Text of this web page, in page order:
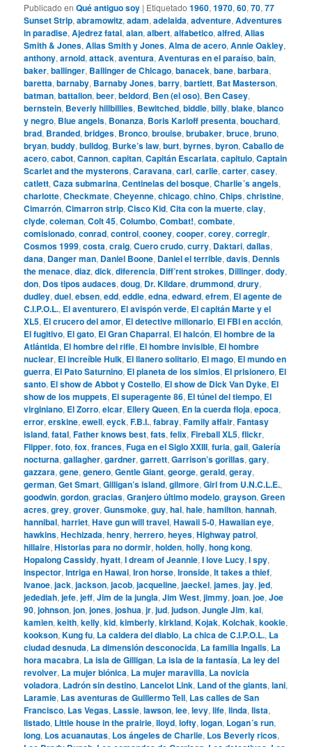
Publicado en Qué antiguo soy | Etiquetado 1960,1970,60,70,77
Sunset Strip,abramowitz,adam,adelaida,adventure,Adventures
in paradise,Ajedrez fatal,alan,albert,alfabetico,alfred,Alias
Smith & Jones,Alias Smith y Jones,Alma de acero,Annie Oakley,
anthony,arnold,attack,aventura,Aventuras en el paraíso,bain,
baker,ballinger, Ballinger de Chicago,banacek,bane,barbara,
baretta,barnaby, Barnaby Jones,barry,bartlett, Bat Masterson,
batman,battalion,beer,beldord, Ben (el oso), Ben Casey,
bernstein, Beverly hillbillies, Bewitched,biddle,billy,blake,blanco
y negro, Blue angels, Bonanza, Boris Karloff presenta,bouchard,
brad, Branded,bridges, Bronco,brouise,brubaker,bruce,bruno,
bryan,buddy,bulldog, Burke’s law,burt,byrnes,byron,Caballo de
acero,cabot,Cannon,capitan,Capitán Escarlata,capitulo,Captain
Scarlet and the mysterons,Caravana,carl,carlie,carter,casey,
catlett,Caza submarina,Centinelas del bosque,Charlie´s angels,
charlotte,Checkmate,Cheyenne,chicago,chino,Chips,christine,
Cimarrón,Cimarron strip,Cisco Kid,Cita con la muerte,clay,
clyde,coleman,Colt 45,Columbo,Combat!,combate,
comisionado,conrad,control,cooney,cooper,corey,corregir,
Cosmos 1999,costa,craig,Cuero crudo,curry, Daktari,dallas,
dana, Danger man, Daniel Boone, Daniel el terrible,davis, Dennis
the menace,diaz,dick,diferencia, Diff’rent strokes, Dillinger,dody,
don, Dos tipos audaces,doug, Dr. Kildare,drummond,drury,
dudley,duel,ebsen,edd,eddie,edna,edward,efrem, El agente de
C.I.P.O.L., El aventurero, El avispón verde, El capitán Marte y el
XL5, El crucero del amor, El detective millonario, El FBI en acción,
El fugitivo, El gato, El Gran Chaparral, El halcón, El hombre de la
Atlántida, El hombre del rifle, El hombre invisible, El hombre
nuclear, El increíble Hulk, El llanero solitario, El mago, El mundo en
guerra, El Pato Saturnino, El planeta de los simios, El prisionero, El
santo, El show de Abbot y Costello, El show de Dick Van Dyke, El
show de los muppets, El superagente 86, El túnel del tiempo, El
virginiano, El Zorro,elcar, Ellery Queen, En la cuerda floja,epoca,
error,erskine,ewell,eyck,F.B.I.,fabray,Family affair,Fantasy
island,fatal,Father knows best,fats,felix,Fireball XL5,flickr,
Flipper,foto,fox,frances,Fuga en el Siglo XXIII,furia,gail,Galería
nocturna,gallagher,gardner,garrett,Garrison’s gorillas,gary,
gazzara,gene,genero,Gentle Giant,george,gerald,geray,
german,Get Smart,Gilligan’s island,gilmore,Girl from U.N.C.L.E.,
goodwin,gordon,gracias,Granjero último modelo,grayson,Green
acres,grey,grover,Gunsmoke,guy,hal,hale,hamilton,hannah,
hannibal,harriet,Have gun will travel,Hawaii 5-0,Hawaiian eye,
hawkins,Hechizada,henry,herrero,heyes,Highway patrol,
hillaire,Historias para no dormir,holden,holly,hong kong,
Hopalong Cassidy,hyatt,I dream of Jeannie,I love Lucy,I spy,
inspector,Intriga en Hawai,Iron horse,Ironside,It takes a thief,
Ivanoe,jack,jackson,jacob,jacqueline,jaeckel,james,jay,jed,
jedediah,jefe,jeff,Jim de la jungla,Jim West,jimmy,joan,joe,Joe
90,johnson,jon,jones,joshua,jr,jud,judson,Jungle Jim,kai,
kamien,keith,kelly,kid,kimberly,kirkland,Kojak,Kolchak,kookie,
kookson,Kung fu, La caldera del diablo, La chica de C.I.P.O.L., La
ciudad desnuda, La dimensión desconocida, La familia Ingalls, La
hora macabra, La isla de Gilligan, La isla de la fantasía, La ley del
revolver, La mujer biónica, La mujer maravilla, La novicia
voladora, Ladrón sin destino, Lancelot Link, Land of the giants,lani,
Laramie, Las aventuras de Guillermo Tell, Las calles de San
Francisco, Las Vegas, Lassie,lawson,lee,levy,life,linda,lista,
listado, Little house in the prairie,lloyd,lofty,logan, Logan´s run,
long, Los acuanautas, Los ángeles de Charlie, Los Beverly ricos,